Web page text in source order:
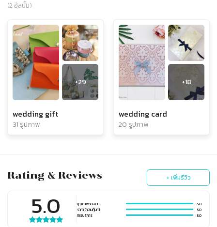
(2 อัลบั้ม)
+29
wedding gift
31 รูปภาพ
+18
wedding card
20 รูปภาพ
Rating & Reviews + เพิ่มรีวิว
5.0 คุณภาพของงาน
5.0
ราคา (ความคุ้มค่า)
5.0
การบริการ
5.0